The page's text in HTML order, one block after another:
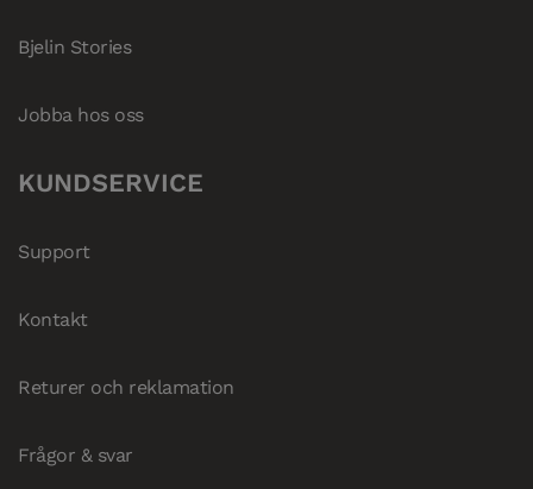
Bjelin Stories
Jobba hos oss
KUNDSERVICE
Support
Kontakt
Returer och reklamation
Frågor & svar